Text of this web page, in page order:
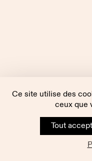
Ce site utilise des
ceux que
Tout